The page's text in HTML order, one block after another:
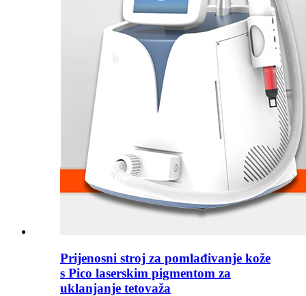
Prijenosni stroj za pomlađivanje kože
s Pico laserskim pigmentom za
uklanjanje tetovaža